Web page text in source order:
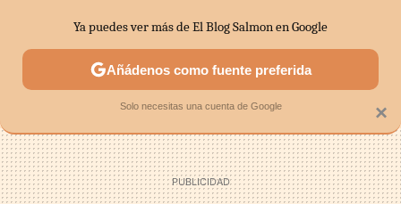
SECTORES ECONOMÍA DOMÉSTICA MERCADOS
×
Ya puedes ver más de El Blog Salmon en Google
Añádenos como fuente preferida
Solo necesitas una cuenta de Google